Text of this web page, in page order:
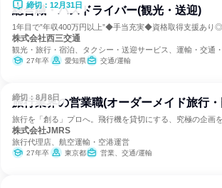
締切：12月31日
総合職・バスドライバー(観光・送迎)
1年目で”年収400万円以上”◆手当充実◆資格取得支援あり◎
株式会社西三交通
観光・旅行・宿泊、タクシー・送迎サービス、運輸・交通
27年卒 愛知県 交通/運輸
締切：8月8日
旅行業界の営業職(オーダーメイド旅行
旅行を「創る」プロへ。飛行機を貸切にする、究極の企画を
株式会社JMRS
旅行代理店、航空運輸・空港運営
27年卒 東京都 営業、交通/運輸